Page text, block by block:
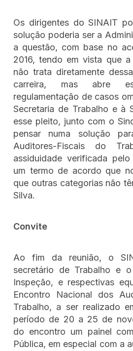
Os dirigentes do SINAIT
solução poderia ser a
a questão, com base no
2016, tendo em vista que a
não trata diretamente
carreira, mas abre
regulamentação de casos
Secretaria de Trabalho e à
esse pleito, junto com o
pensar numa solução
Auditores-Fiscais do
assiduidade verificada
um termo de acordo que
que outras categorias não
Silva.
Convite
Ao fim da reunião, o
secretário de Trabalho e
Inspeção, e respectivas
Encontro Nacional dos
Trabalho, a ser realizado
período de 20 a 25 de
do encontro um painel
Pública, em especial com a